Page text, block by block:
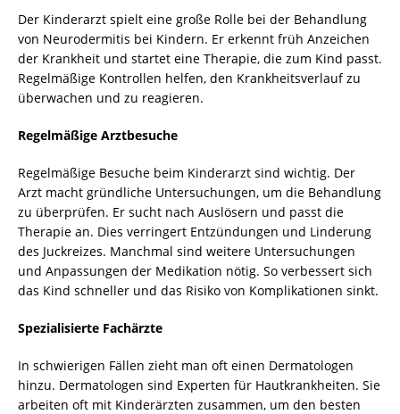
Der Kinderarzt spielt eine große Rolle bei der Behandlung
von Neurodermitis bei Kindern. Er erkennt früh Anzeichen
der Krankheit und startet eine Therapie, die zum Kind passt.
Regelmäßige Kontrollen helfen, den Krankheitsverlauf zu
überwachen und zu reagieren.
Regelmäßige Arztbesuche
Regelmäßige Besuche beim Kinderarzt sind wichtig. Der
Arzt macht gründliche Untersuchungen, um die Behandlung
zu überprüfen. Er sucht nach Auslösern und passt die
Therapie an. Dies verringert Entzündungen und Linderung
des Juckreizes. Manchmal sind weitere Untersuchungen
und Anpassungen der Medikation nötig. So verbessert sich
das Kind schneller und das Risiko von Komplikationen sinkt.
Spezialisierte Fachärzte
In schwierigen Fällen zieht man oft einen Dermatologen
hinzu. Dermatologen sind Experten für Hautkrankheiten. Sie
arbeiten oft mit Kinderärzten zusammen, um den besten